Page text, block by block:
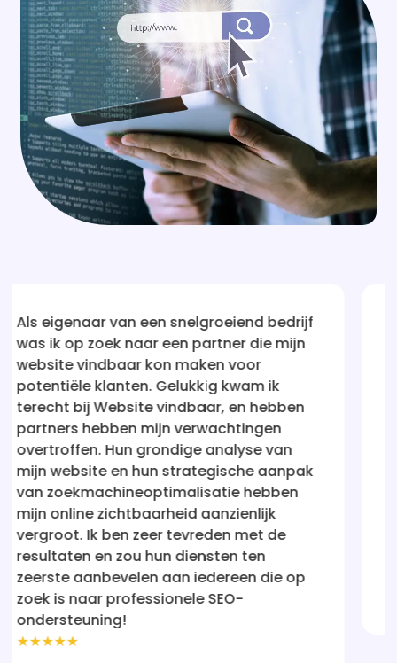
bedrijf
mijn
ik
van
aanpak
de
die op
Na talloze teleurstellingen met
bedrijven die beweerden mijn
vindbaar te maken, was ik
sceptisch. Maar Website vindbaar
mijn vertrouwen hersteld! Hun
holistisch en resultaatgericht. Mijn
staat nu waar ik altijd wilde dat het
zijn - voor de ogen van potentiële
klanten. Ik ben erg onder de indruk
hun service aan iedereen
serieus is over online succes.
★★★★★
Rebecca